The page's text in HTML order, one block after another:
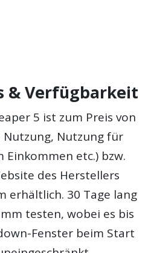
& Verfügbarkeit
5 ist zum Preis von
Nutzung, Nutzung für
etc.) bzw.
des Herstellers
erhältlich. 30 Tage lang
testen, wobei es bis
Fenster beim Start